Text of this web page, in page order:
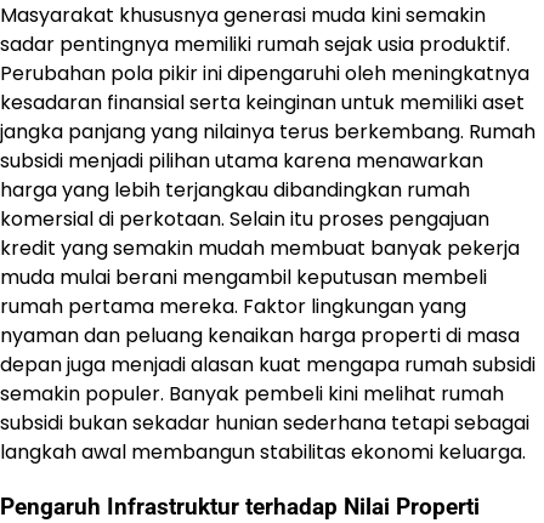
Masyarakat khususnya generasi muda kini semakin
sadar pentingnya memiliki rumah sejak usia produktif.
Perubahan pola pikir ini dipengaruhi oleh meningkatnya
kesadaran finansial serta keinginan untuk memiliki aset
jangka panjang yang nilainya terus berkembang. Rumah
subsidi menjadi pilihan utama karena menawarkan
harga yang lebih terjangkau dibandingkan rumah
komersial di perkotaan. Selain itu proses pengajuan
kredit yang semakin mudah membuat banyak pekerja
muda mulai berani mengambil keputusan membeli
rumah pertama mereka. Faktor lingkungan yang
nyaman dan peluang kenaikan harga properti di masa
depan juga menjadi alasan kuat mengapa rumah subsidi
semakin populer. Banyak pembeli kini melihat rumah
subsidi bukan sekadar hunian sederhana tetapi sebagai
langkah awal membangun stabilitas ekonomi keluarga.
Pengaruh Infrastruktur terhadap Nilai Properti